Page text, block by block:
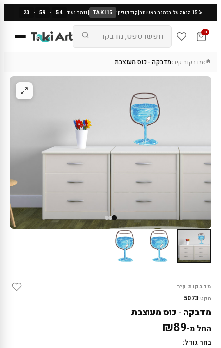
15% הנחה על הזמנה ראשונה |קוד קופון: TAKI15
|נגמר בעוד 23 : 59 : 53
0
›מדבקות קיר›מדבקה - כוס מעוצבת
מדבקות קיר
מקט:5073
מדבקה - כוס מעוצבת
החל מ- ₪89
בחר גודל: